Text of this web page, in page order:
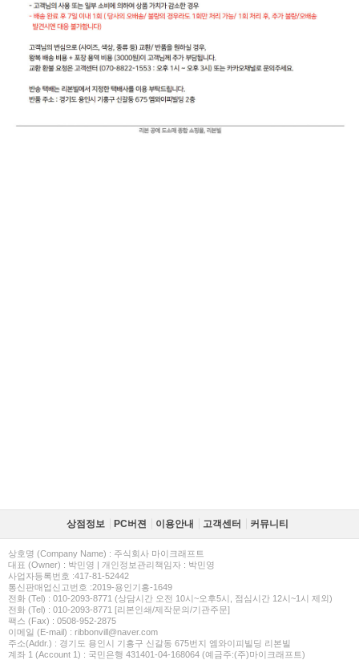
상점정보 PC버젼 이용안내 고객센터 커뮤니티
상호명 (Company Name) : 주식회사 마이크래프트
대표 (Owner) : 박민영 | 개인정보관리책임자 : 박민영
사업자등록번호 :417-81-52442
통신판매업신고번호 :2019-용인기흥-1649
전화 (Tel) : 010-2093-8771 (상담시간 오전 10시~오후5시, 점심시간 12시~1시 제외)
전화 (Tel) : 010-2093-8771 [리본인쇄/제작문의/기관주문]
팩스 (Fax) : 0508-952-2875
이메일 (E-mail) : ribbonvill@naver.com
주소(Addr.) : 경기도 용인시 기흥구 신갈동 675번지 엠와이피빌딩 리본빌
계좌 1 (Account 1) : 국민은행 431401-04-168064 (예금주:(주)마이크래프트)